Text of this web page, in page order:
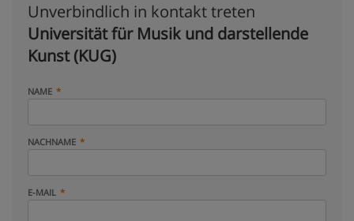
Unverbindlich in kontakt treten
Universität für Musik und darstellende
Kunst (KUG)
NAME
NACHNAME
E-MAIL